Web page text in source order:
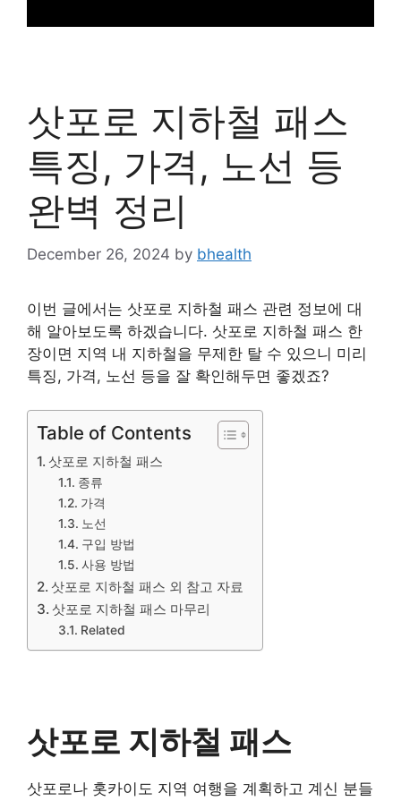
삿포로 지하철 패스
특징, 가격, 노선 등
완벽 정리
December 26, 2024 by bhealth
이번 글에서는 삿포로 지하철 패스 관련 정보에 대
해 알아보도록 하겠습니다. 삿포로 지하철 패스 한
장이면 지역 내 지하철을 무제한 탈 수 있으니 미리
특징, 가격, 노선 등을 잘 확인해두면 좋겠죠?
Table of Contents
삿포로 지하철 패스
종류
가격
노선
구입 방법
사용 방법
삿포로 지하철 패스 외 참고 자료
삿포로 지하철 패스 마무리
Related
삿포로 지하철 패스
삿포로나 홋카이도 지역 여행을 계획하고 계신 분들